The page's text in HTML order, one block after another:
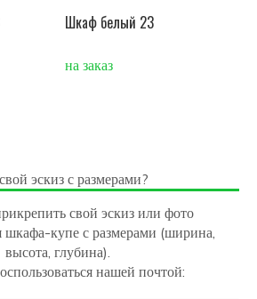
Шкаф белый 23
на заказ
эскиз с размерами?
свой эскиз или фото
шкафа-купе с размерами (ширина,
высота, глубина).
нашей почтой: